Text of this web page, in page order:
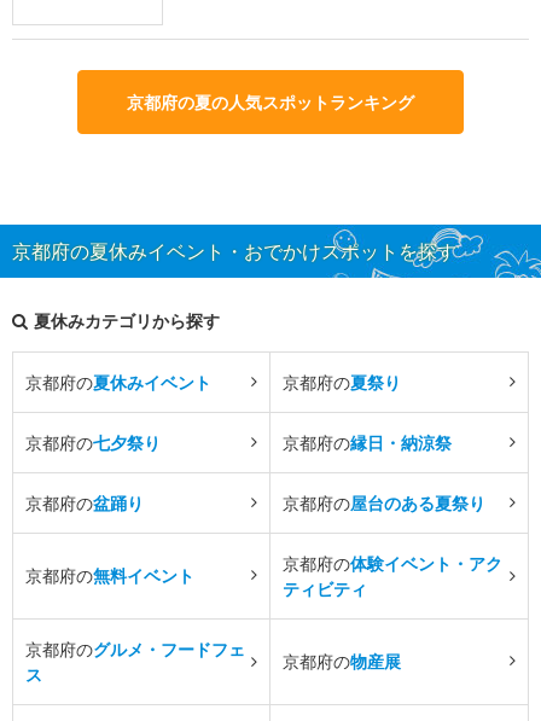
京都府の夏の人気スポットランキング
京都府の夏休みイベント・おでかけスポットを探す
夏休みカテゴリから探す
京都府の夏休みイベント 京都府の夏祭り
京都府の七夕祭り 京都府の縁日・納涼祭
京都府の盆踊り 京都府の屋台のある夏祭り
京都府の無料イベント
京都府の体験イベント・アク
ティビティ
京都府のグルメ・フードフェ
ス
京都府の物産展